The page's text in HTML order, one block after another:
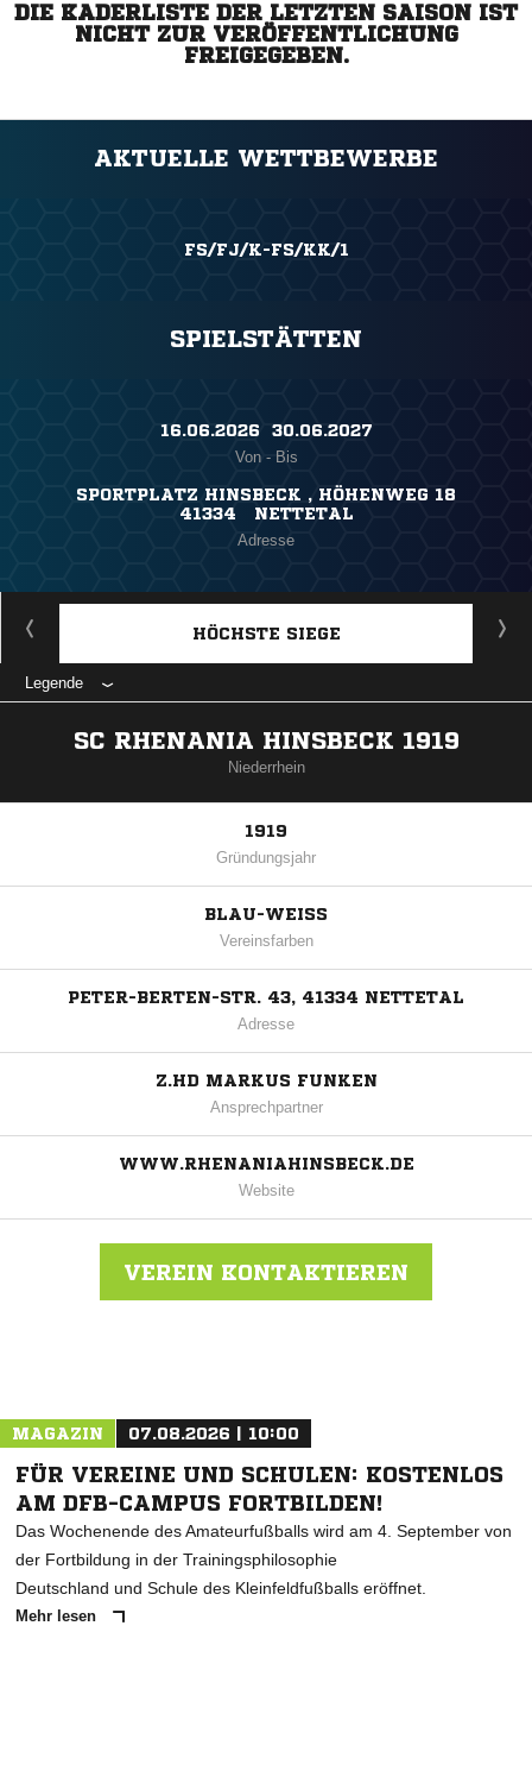
DIE KADERLISTE DER LETZTEN SAISON IST
NICHT ZUR VERÖFFENTLICHUNG
FREIGEGEBEN.
AKTUELLE WETTBEWERBE
FS/FJ/K-FS/KK/1
SPIELSTÄTTEN
16.06.2026 ​ 30.06.2027
Von - Bis
SPORTPLATZ HINSBECK , HÖHENWEG 18
41334 NETTETAL
Adresse
HÖCHSTE SIEGE
Legende
SC RHENANIA HINSBECK 1919
Niederrhein
1919
Gründungsjahr
BLAU-WEISS
Vereinsfarben
PETER-BERTEN-STR. 43, 41334 NETTETAL
Adresse
Z.HD MARKUS FUNKEN
Ansprechpartner
WWW.RHENANIAHINSBECK.DE
Website
VEREIN KONTAKTIEREN
MAGAZIN 07.08.2026 | 10:00
FÜR VEREINE UND SCHULEN: KOSTENLOS
AM DFB-CAMPUS FORTBILDEN!
Das Wochenende des Amateurfußballs wird am 4. September von
der Fortbildung in der Trainingsphilosophie
Deutschland und Schule des Kleinfeldfußballs eröffnet.
Mehr lesen